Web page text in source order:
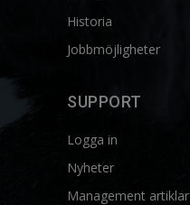
Historia
Jobbmöjligheter
SUPPORT
Logga in
Nyheter
Management artiklar